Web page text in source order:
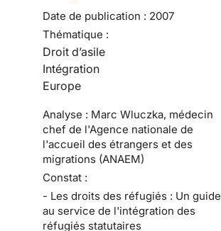
Date de publication : 2007
Thématique :
Droit d’asile
Intégration
Europe
Analyse : Marc Wluczka, médecin
chef de l'Agence nationale de
l'accueil des étrangers et des
migrations (ANAEM)
Constat :
- Les droits des réfugiés : Un guide
au service de l'intégration des
réfugiés statutaires